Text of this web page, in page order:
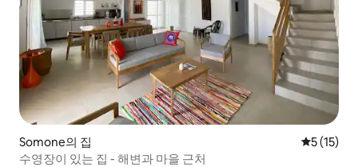
Somone의 집 평점 5점
5 (15)
수영장이 있는 집 - 해변과 마을 근처